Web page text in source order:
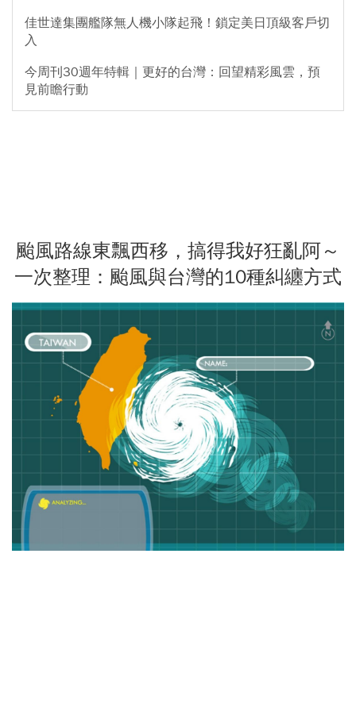
佳世達集團艦隊無人機小隊起飛！鎖定美日頂級客戶切
入
今周刊30週年特輯｜更好的台灣：回望精彩風雲，預
見前瞻行動
颱風路線東飄西移，搞得我好狂亂阿～
一次整理：颱風與台灣的10種糾纏方式